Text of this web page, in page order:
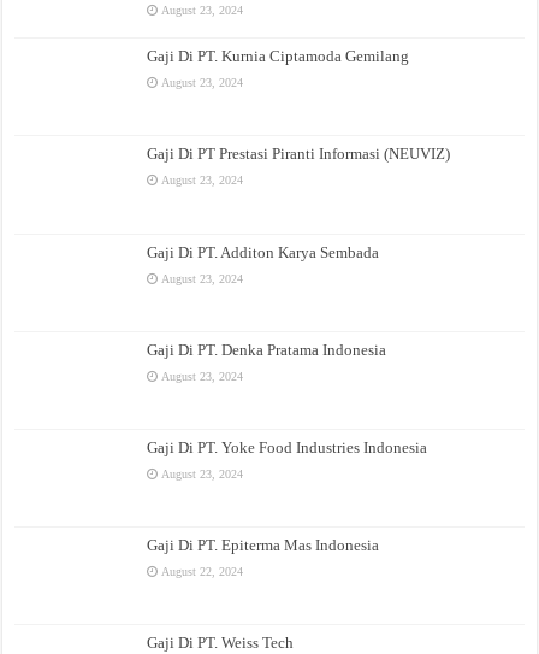
August 23, 2024
Gaji Di PT. Kurnia Ciptamoda Gemilang
August 23, 2024
Gaji Di PT Prestasi Piranti Informasi (NEUVIZ)
August 23, 2024
Gaji Di PT. Additon Karya Sembada
August 23, 2024
Gaji Di PT. Denka Pratama Indonesia
August 23, 2024
Gaji Di PT. Yoke Food Industries Indonesia
August 23, 2024
Gaji Di PT. Epiterma Mas Indonesia
August 22, 2024
Gaji Di PT. Weiss Tech